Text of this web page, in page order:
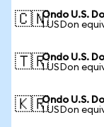
🇨🇳Ondo U.S.
1 USDon
🇹🇷Ondo U.S.
1 USDon
🇰🇷Ondo U.S.
1 USDon